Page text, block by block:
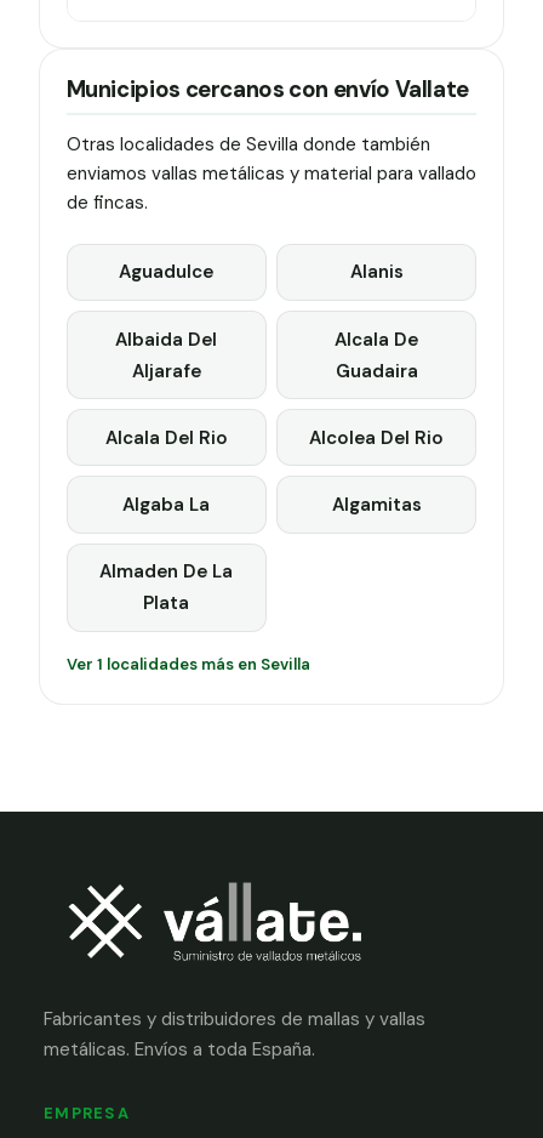
Municipios cercanos con envío Vallate
Otras localidades de Sevilla donde también
enviamos vallas metálicas y material para vallado
de fincas.
Aguadulce Alanis
Albaida Del
Aljarafe
Alcala De
Guadaira
Alcala Del Rio Alcolea Del Rio
Algaba La Algamitas
Almaden De La
Plata
Ver 1 localidades más en Sevilla
Fabricantes y distribuidores de mallas y vallas
metálicas. Envíos a toda España.
EMPRESA